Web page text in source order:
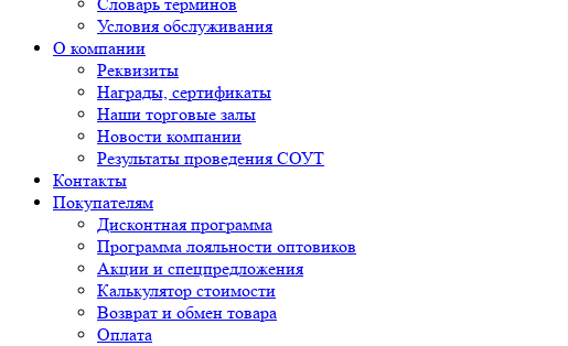
Условия обслуживания
О компании
Реквизиты
Награды, сертификаты
Наши торговые залы
Новости компании
Результаты проведения СОУТ
Контакты
Покупателям
Дисконтная программа
Программа лояльности оптовиков
Акции и спецпредложения
Калькулятор стоимости
Возврат и обмен товара
Оплата